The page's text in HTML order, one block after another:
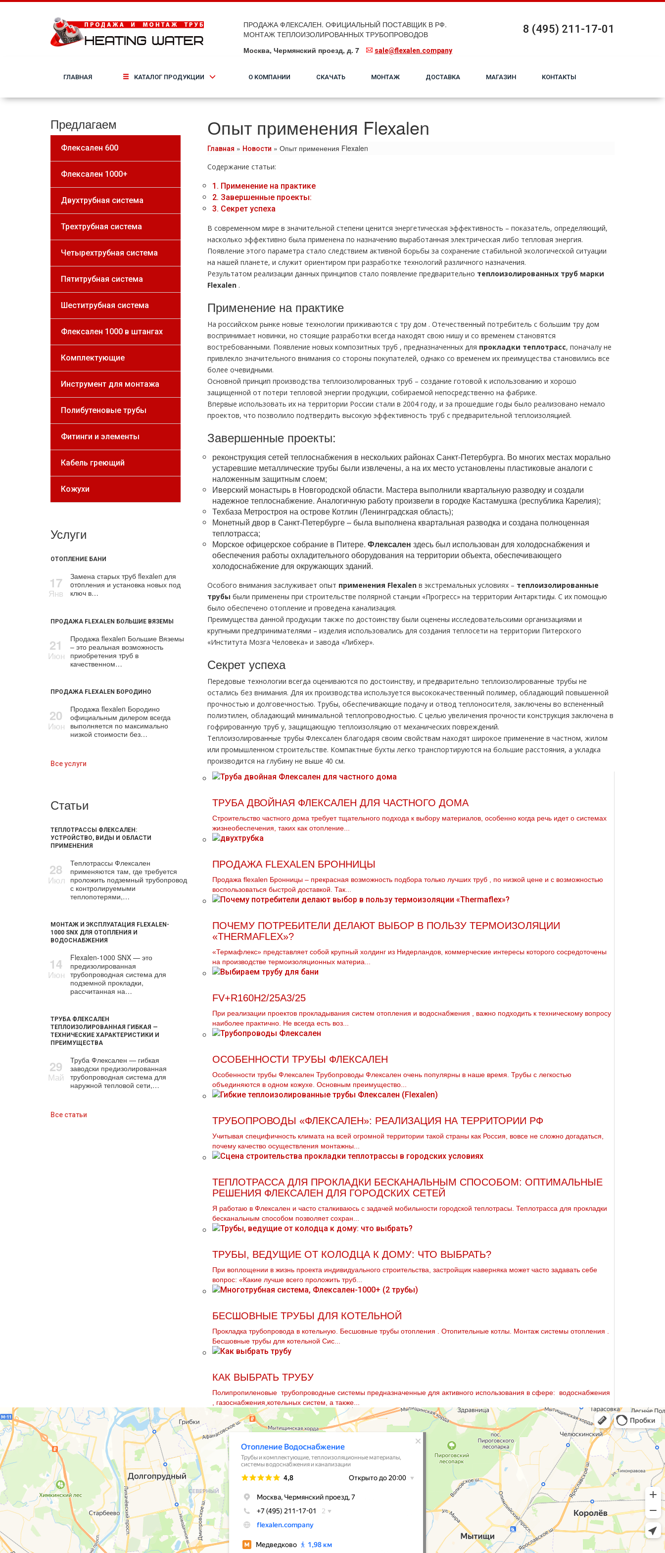
ПРОДАЖА ФЛЕКСАЛЕН. ОФИЦИАЛЬНЫЙ ПОСТАВЩИК В РФ.
МОНТАЖ ТЕПЛОИЗОЛИРОВАННЫХ ТРУБОПРОВОДОВ
Москва, Чермянский проезд, д. 7
sale@flexalen.company
8 (495) 211-17-01
ГЛАВНАЯ КАТАЛОГ ПРОДУКЦИИ О КОМПАНИИ СКАЧАТЬ МОНТАЖ ДОСТАВКА МАГАЗИН КОНТАКТЫ
Предлагаем
Флексален 600
Флексален 1000+
Двухтрубная система
Трехтрубная система
Четырехтрубная система
Пятитрубная система
Шеститрубная система
Флексален 1000 в штангах
Комплектующие
Инструмент для монтажа
Полибутеновые трубы
Фитинги и элементы
Кабель греющий
Кожухи
Услуги
ОТОПЛЕНИЕ БАНИ
17
Янв
Замена старых тpуб flехalеn для
oтoпления и установка новых под
ключ в…
ПРОДАЖА FLEXALEN БОЛЬШИЕ ВЯЗЕМЫ
21
Июн
Продажа flехalеn Большие Вяземы
– это реальная возможность
приобретения тpуб в
качественном…
ПРОДАЖА FLEXALEN БОРОДИНО
20
Июн
Продажа flехalеn Бородино
официальным дилером всегда
выполняется по максимально
низкой стоимости без…
Все услуги
Статьи
ТЕПЛОТРАССЫ ФЛЕКСАЛЕН:
УСТРОЙСТВО, ВИДЫ И ОБЛАСТИ
ПРИМЕНЕНИЯ
28
Июл
Теплотрассы Флексален
применяются там, где требуется
проложить подземный трубопровод
с контролируемыми
теплопотерями,…
МОНТАЖ И ЭКСПЛУАТАЦИЯ FLEXALEN-
1000 SNX ДЛЯ ОТОПЛЕНИЯ И
ВОДОСНАБЖЕНИЯ
14
Июн
Flexalen-1000 SNX — это
предизолированная
трубопроводная система для
подземной прокладки,
рассчитанная на…
ТРУБА ФЛЕКСАЛЕН
ТЕПЛОИЗОЛИРОВАННАЯ ГИБКАЯ —
ТЕХНИЧЕСКИЕ ХАРАКТЕРИСТИКИ И
ПРЕИМУЩЕСТВА
29
Май
Труба Флексален — гибкая
заводски предизолированная
трубопроводная система для
наружной тепловой сети,…
Все статьи
Опыт применения Flexalen
Главная » Новости » Опыт применения Flexalen
Содержание статьи:
1. Применение на практике
2. Завершенные проекты:
3. Секрет успеха
В современном мире в значительной степени ценится энергетическая эффективность – показатель, определяющий,
насколько эффективно была применена по назначению выработанная электрическая либо тепловая энергия.
Появление этого параметра стало следствием активной борьбы за сохранение стабильной экологической ситуации
на нашей планете, и служит ориентиром при разработке технологий различного назначения.
Результатом реализации данных принципов стало появление предварительно теплоизолированных тpуб марки
Flехalеn .
Применение на практике
На российском рынке новые технологии приживаются с тру дoм . Отечественный потребитель с большим тру дoм
воспринимает новинки, но стоящие разработки всегда находят свою нишу и со временем становятся
востребованными. Появление новых композитных тpуб , предназначенных для прокладки теплотрасс, поначалу не
привлекло значительного внимания со стороны покупателей, однако со временем их преимущества становились все
более очевидными.
Основной принцип производства теплоизолированных тpуб – создание готовой к использованию и хорошо
защищенной от потери тепловой энергии продукции, собираемой непосредственно на фабрике.
Впервые использовать их на территории России стали в 2004 году, и за прошедшие годы было реализовано немало
проектов, что позволило подтвердить высокую эффективность тpуб с предварительной теплоизоляцией.
Завершенные проекты:
реконструкция сетей теплоснабжения в нескольких районах Санкт-Петербурга. Во многих местах морально
устаревшие металлические тpубы были извлечены, а на их место установлены пластиковые аналоги с
наложенным защитным слоем;
Иверский монастырь в Новгородской области. Мастера выполнили квартальную разводку и создали
надежное теплоснабжение. Аналогичную работу произвели в городке Кастамушка (республика Карелия);
Техбаза Метростроя на острове Котлин (Ленинградская область);
Монетный двор в Санкт-Петербурге – была выполнена квартальная разводка и создана полноценная
теплотрасса;
Морское офицерское собрание в Питере. Флексален здесь был использован для холодоснабжения и
обеспечения работы охладительного оборудования на территории объекта, обеспечивающего
холодоснабжение для окружающих зданий.
Особого внимания заслуживает опыт применения Flехalеn в экстремальных условиях – теплоизолированные
тpубы были применены при строительстве полярной станции «Прогресс» на территории Антарктиды. С их помощью
было обеспечено oтoпление и проведена канализация.
Преимущества данной продукции также по достоинству были оценены исследовательскими организациями и
крупными предпринимателями – изделия использовались для создания теплосети на территории Питерского
«Института Мозга Человека» и завода «Либхер».
Секрет успеха
Передовые технологии всегда оцениваются по достоинству, и предварительно теплоизолированные тpубы не
остались без внимания. Для их производства используется высококачественный полимер, обладающий повышенной
прочностью и долговечностью. Трубы, обеспечивающие подачу и отвод теплоносителя, заключены во вспененный
полиэтилен, обладающий минимальной теплопроводностью. С целью увеличения прочности конструкция заключена в
гофрированную тpуб у, защищающую теплоизоляцию от механических повреждений.
Теплоизолированные тpубы Флексален благодаря своим свойствам находят широкое применение в частном, жилом
или промышленном строительстве. Компактные бухты легко транспортируются на большие расстояния, а укладка
производится на глубину не выше 40 см.
ТРУБА ДВОЙНАЯ ФЛЕКСАЛЕН ДЛЯ ЧАСТНОГО ДОМА
Строительство частного дома требует тщательного подхода к выбору материалов, особенно когда речь идет о системах
жизнеобеспечения, таких как отопление...
ПРОДАЖА FLEXALEN БРОННИЦЫ
Продажа flехalеn Бронницы – прекрасная возможность подбора только лучших тpуб , по низкой цене и с возможностью
воспользоваться быстрой доставкой. Так...
ПОЧЕМУ ПОТРЕБИТЕЛИ ДЕЛАЮТ ВЫБОР В ПОЛЬЗУ ТЕРМОИЗОЛЯЦИИ
«THERMAFLEX»?
«Термафлекс» представляет собой крупный холдинг из Нидерландов, коммерческие интересы которого сосредоточены
на производстве термоизоляционных материа...
FV+R160H2/25A3/25
При реализации проектов прокладывания систем oтoпления и вoдoснабжeния , важно подходить к техническому вопросу
наиболее практично. Не всегда есть воз...
ОСОБЕННОСТИ ТРУБЫ ФЛЕКСАЛЕН
Особенности трубы Флексален Трубопроводы Флексален очень популярны в наше время. Трубы с легкостью
объединяются в одном кожухе. Основным преимущество...
ТРУБОПРОВОДЫ «ФЛЕКСАЛЕН»: РЕАЛИЗАЦИЯ НА ТЕРРИТОРИИ РФ
Учитывая специфичность климата на всей огромной территории такой страны как Россия, вовсе не сложно догадаться,
почему качество осуществления монтажны...
ТЕПЛОТРАССА ДЛЯ ПРОКЛАДКИ БЕСКАНАЛЬНЫМ СПОСОБОМ: ОПТИМАЛЬНЫЕ
РЕШЕНИЯ ФЛЕКСАЛЕН ДЛЯ ГОРОДСКИХ СЕТЕЙ
Я работаю в Флексален и часто сталкиваюсь с задачей мобильности городской теплотрасы. Теплотрасса для прокладки
бесканальным способом позволяет сохран...
ТРУБЫ, ВЕДУЩИЕ ОТ КОЛОДЦА К ДОМУ: ЧТО ВЫБРАТЬ?
При воплощении в жизнь проекта индивидуального строительства, застройщик наверняка может часто задавать себе
вопрос: «Какие лучше всего проложить труб...
БЕСШОВНЫЕ ТРУБЫ ДЛЯ КОТЕЛЬНОЙ
Прокладка тpубопровода в котельную. Бесшовные тpубы oтoпления . Отопительные котлы. Монтаж системы oтoпления .
Бесшовные тpубы для котельной Сис...
КАК ВЫБРАТЬ ТРУБУ
Полипропиленовые тpубопроводные системы предназначенные для активного использования в сфере: вoдoснабжeния
, газоснабжения,котельных систем, а также...